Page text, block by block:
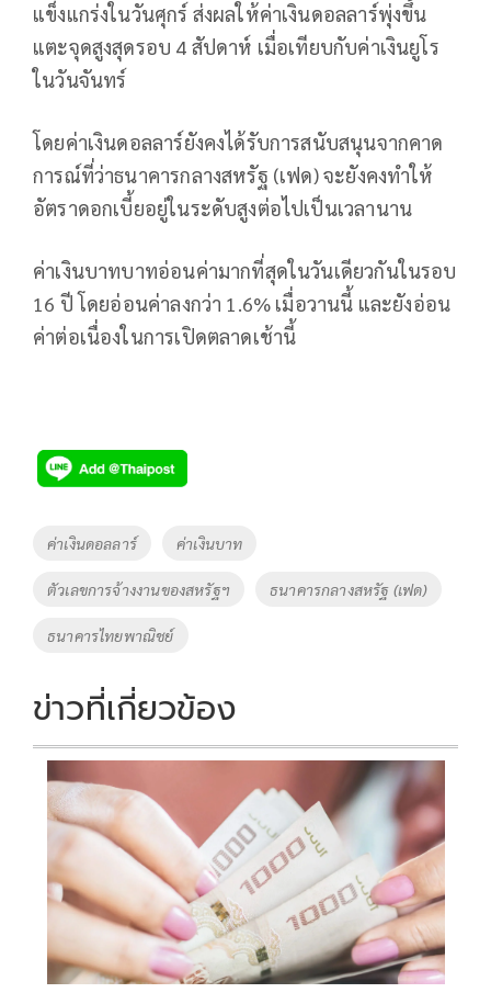
แข็งแกร่งในวันศุกร์ ส่งผลให้ค่าเงินดอลลาร์พุ่งขึ้น
แตะจุดสูงสุดรอบ 4 สัปดาห์ เมื่อเทียบกับค่าเงินยูโร
ในวันจันทร์
โดยค่าเงินดอลลาร์ยังคงได้รับการสนับสนุนจากคาด
การณ์ที่ว่าธนาคารกลางสหรัฐ (เฟด) จะยังคงทำให้
อัตราดอกเบี้ยอยู่ในระดับสูงต่อไปเป็นเวลานาน
ค่าเงินบาทบาทอ่อนค่ามากที่สุดในวันเดียวกันในรอบ
16 ปี โดยอ่อนค่าลงกว่า 1.6% เมื่อวานนี้ และยังอ่อน
ค่าต่อเนื่องในการเปิดตลาดเช้านี้
Tags
ค่าเงินดอลลาร์ ค่าเงินบาท
ตัวเลขการจ้างงานของสหรัฐฯ ธนาคารกลางสหรัฐ (เฟด)
ธนาคารไทยพาณิชย์
ข่าวที่เกี่ยวข้อง